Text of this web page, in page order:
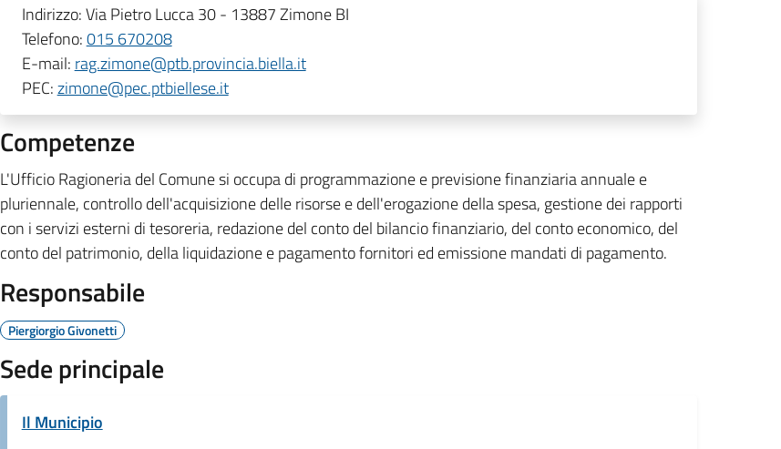
Indirizzo:Via Pietro Lucca 30 - 13887 Zimone BI
Telefono:015 670208
E-mail: rag.zimone@ptb.provincia.biella.it
PEC:zimone@pec.ptbiellese.it
Competenze
L'Ufficio Ragioneria del Comune si occupa di programmazione e previsione finanziaria annuale e
pluriennale, controllo dell'acquisizione delle risorse e dell'erogazione della spesa, gestione dei rapporti
con i servizi esterni di tesoreria, redazione del conto del bilancio finanziario, del conto economico, del
conto del patrimonio, della liquidazione e pagamento fornitori ed emissione mandati di pagamento.
Responsabile
Piergiorgio Givonetti
Sede principale
Il Municipio